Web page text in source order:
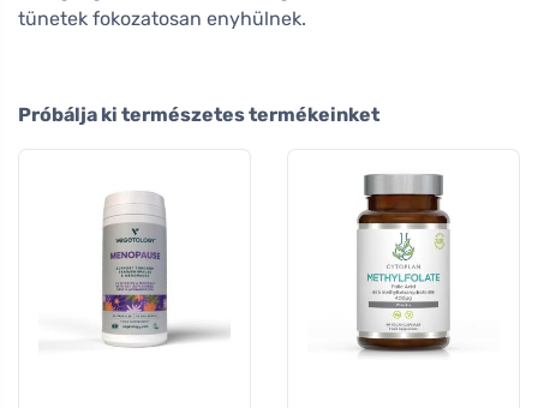
tünetek fokozatosan enyhülnek.
Próbálja ki természetes termékeinket